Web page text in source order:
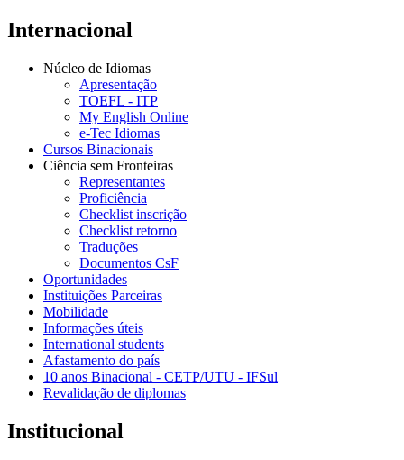
Internacional
Núcleo de Idiomas
Apresentação
TOEFL - ITP
My English Online
e-Tec Idiomas
Cursos Binacionais
Ciência sem Fronteiras
Representantes
Proficiência
Checklist inscrição
Checklist retorno
Traduções
Documentos CsF
Oportunidades
Instituições Parceiras
Mobilidade
Informações úteis
International students
Afastamento do país
10 anos Binacional - CETP/UTU - IFSul
Revalidação de diplomas
Institucional